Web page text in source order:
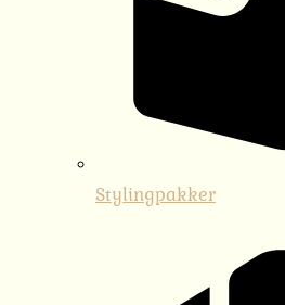
Stylingpakker